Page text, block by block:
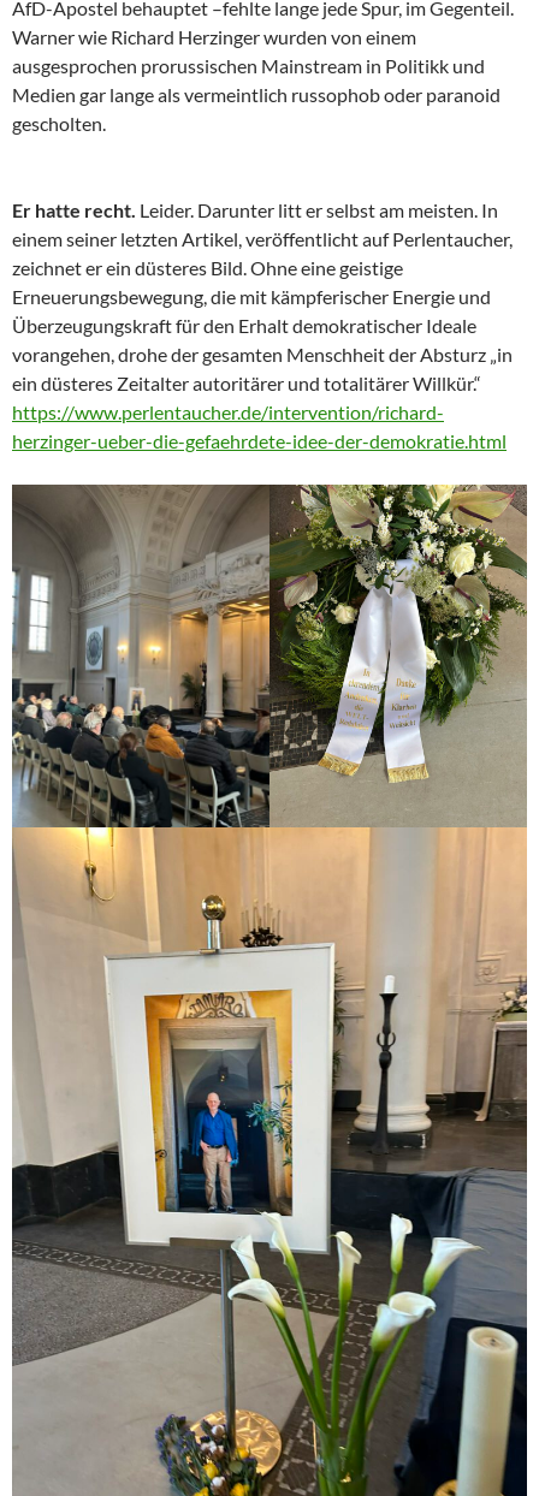
AfD-Apostel behauptet –fehlte lange jede Spur, im Gegenteil.
Warner wie Richard Herzinger wurden von einem
ausgesprochen prorussischen Mainstream in Politikk und
Medien gar lange als vermeintlich russophob oder paranoid
gescholten.
Er hatte recht. Leider. Darunter litt er selbst am meisten. In
einem seiner letzten Artikel, veröffentlicht auf Perlentaucher,
zeichnet er ein düsteres Bild. Ohne eine geistige
Erneuerungsbewegung, die mit kämpferischer Energie und
Überzeugungskraft für den Erhalt demokratischer Ideale
vorangehen, drohe der gesamten Menschheit der Absturz „in
ein düsteres Zeitalter autoritärer und totalitärer Willkür.“
https://www.perlentaucher.de/intervention/richard-
herzinger-ueber-die-gefaehrdete-idee-der-demokratie.html